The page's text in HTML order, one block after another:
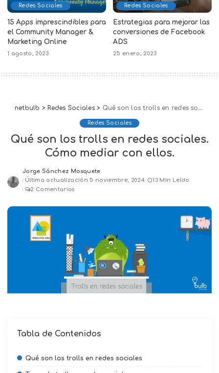
Redes Sociales
15 Apps imprescindibles para
el Community Manager &
Marketing Online
1 agosto, 2023
Redes Sociales
Estrategias para mejorar las
conversiones de Facebook
ADS
25 enero, 2023
netbulb > Redes Sociales> Qué son los trolls en redes sociales. Cómo mediar con ellos.
Redes Sociales
Qué son los trolls en redes sociales.
Cómo mediar con ellos.
Posted
by
Jorge Sánchez Mosquete
Última actualización 5 noviembre, 2024
13 Min Leído
2 Comentarios
Tabla de Contenidos
Qué son los trolls en redes sociales